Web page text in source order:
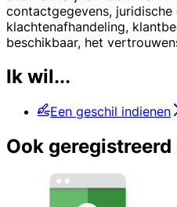
contactgegevens, juridische
klachtenafhandeling,
beschikbaar, het
Ik wil...
Een geschil indienen
Ook geregistreerd